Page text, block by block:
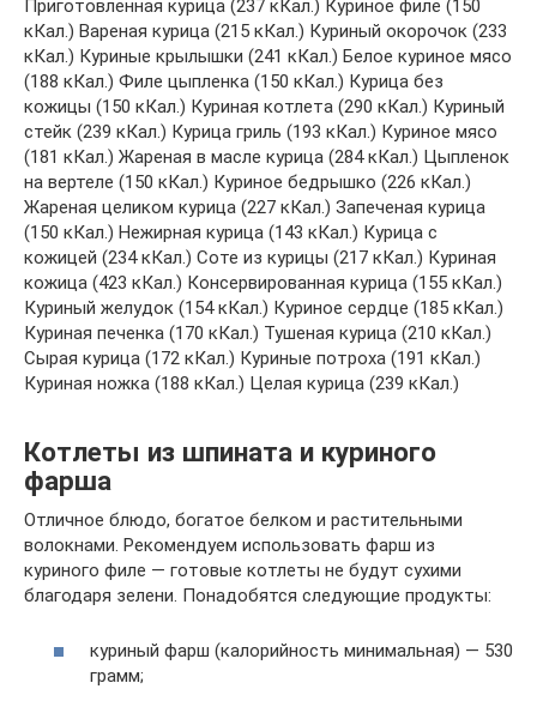
Приготовленная курица (237 кКал.) Куриное филе (150
кКал.) Вареная курица (215 кКал.) Куриный окорочок (233
кКал.) Куриные крылышки (241 кКал.) Белое куриное мясо
(188 кКал.) Филе цыпленка (150 кКал.) Курица без
кожицы (150 кКал.) Куриная котлета (290 кКал.) Куриный
стейк (239 кКал.) Курица гриль (193 кКал.) Куриное мясо
(181 кКал.) Жареная в масле курица (284 кКал.) Цыпленок
на вертеле (150 кКал.) Куриное бедрышко (226 кКал.)
Жареная целиком курица (227 кКал.) Запеченая курица
(150 кКал.) Нежирная курица (143 кКал.) Курица с
кожицей (234 кКал.) Соте из курицы (217 кКал.) Куриная
кожица (423 кКал.) Консервированная курица (155 кКал.)
Куриный желудок (154 кКал.) Куриное сердце (185 кКал.)
Куриная печенка (170 кКал.) Тушеная курица (210 кКал.)
Сырая курица (172 кКал.) Куриные потроха (191 кКал.)
Куриная ножка (188 кКал.) Целая курица (239 кКал.)
Котлеты из шпината и куриного
фарша
Отличное блюдо, богатое белком и растительными
волокнами. Рекомендуем использовать фарш из
куриного филе — готовые котлеты не будут сухими
благодаря зелени. Понадобятся следующие продукты:
куриный фарш (калорийность минимальная) — 530
грамм;